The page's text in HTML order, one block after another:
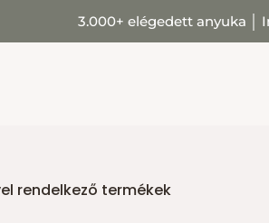
3.000+ elégedett anyuka
rendelkező termékek